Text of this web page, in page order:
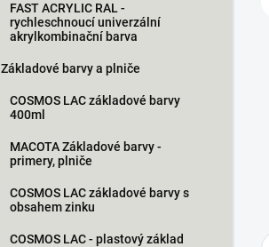
FAST ACRYLIC RAL -
rychleschnoucí univerzální
akrylkombinační barva
Základové barvy a plniče
COSMOS LAC základové barvy
400ml
MACOTA Základové barvy -
primery, plniče
COSMOS LAC základové barvy s
obsahem zinku
COSMOS LAC - plastový základ